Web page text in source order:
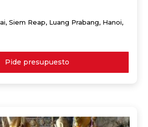
Siem Reap, Luang Prabang, Hanoi,
Pide presupuesto